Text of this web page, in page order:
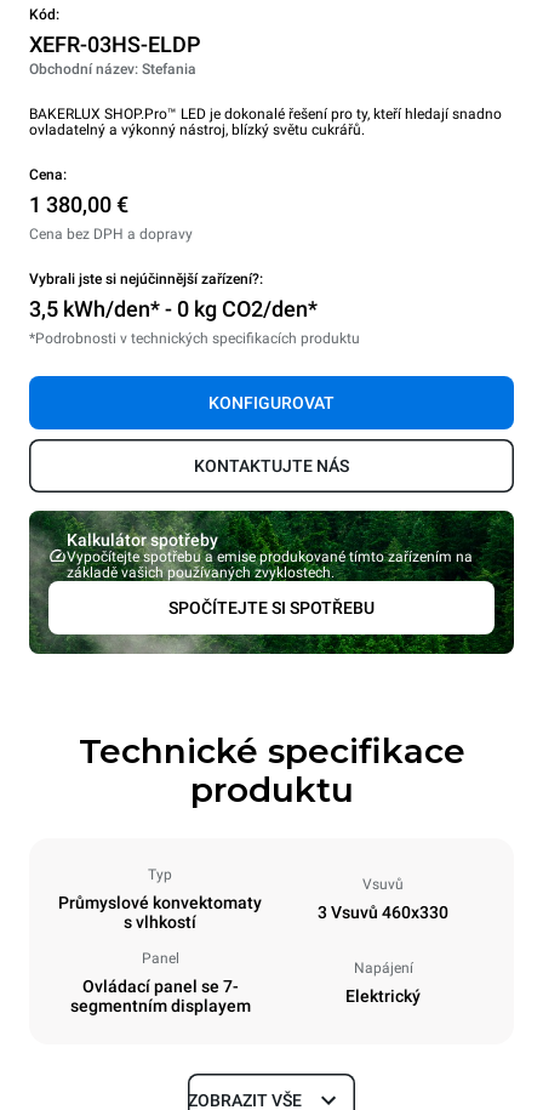
Kód:
XEFR-03HS-ELDP
Obchodní název: Stefania
BAKERLUX SHOP.Pro™ LED je dokonalé řešení pro ty, kteří hledají snadno
ovladatelný a výkonný nástroj, blízký světu cukrářů.
Cena:
1 380,00 €
Cena bez DPH a dopravy
Vybrali jste si nejúčinnější zařízení?:
3,5 kWh/den* - 0 kg CO2/den*
*Podrobnosti v technických specifikacích produktu
KONFIGUROVAT
KONTAKTUJTE NÁS
Kalkulátor spotřeby
Vypočítejte spotřebu a emise produkované tímto zařízením na
základě vašich používaných zvyklostech.
SPOČÍTEJTE SI SPOTŘEBU
Technické specifikace
produktu
Typ
Průmyslové konvektomaty
s vlhkostí
Vsuvů
3 Vsuvů 460x330
Panel
Ovládací panel se 7-
segmentním displayem
Napájení
Elektrický
ZOBRAZIT VŠE